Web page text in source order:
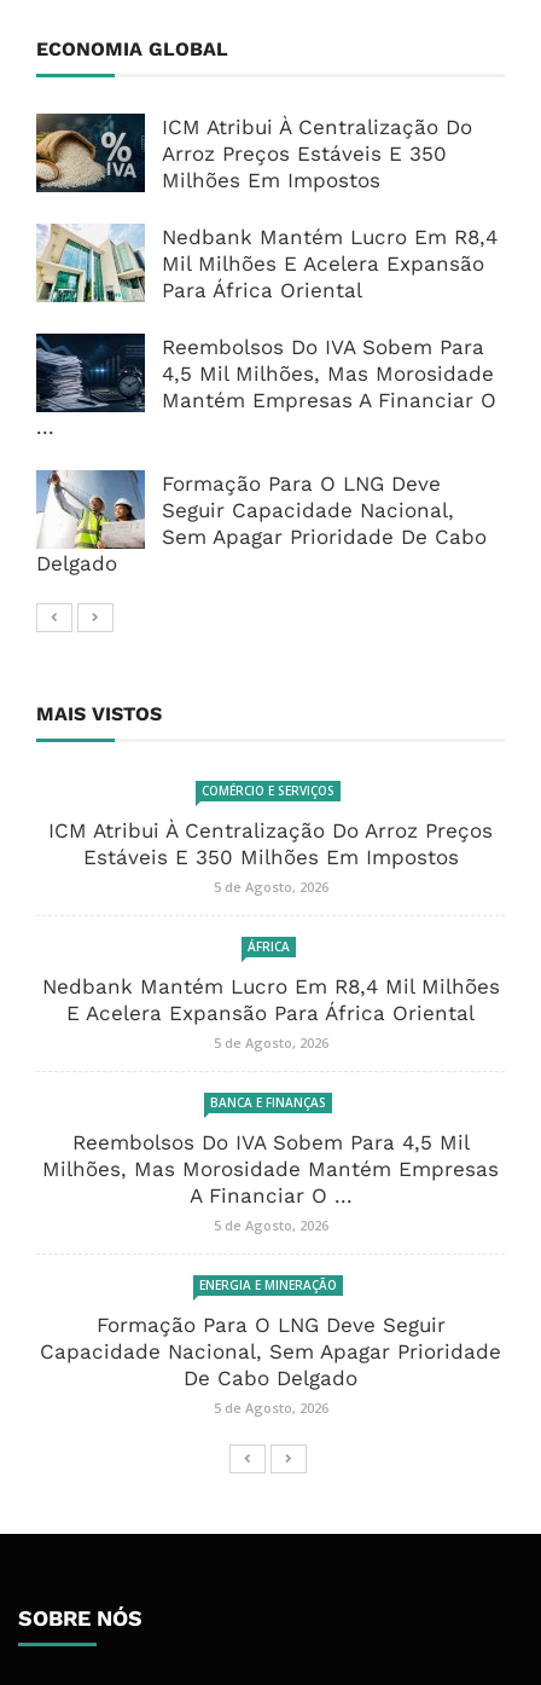
ECONOMIA GLOBAL
ICM Atribui À Centralização Do
Arroz Preços Estáveis E 350
Milhões Em Impostos
Nedbank Mantém Lucro Em R8,4
Mil Milhões E Acelera Expansão
Para África Oriental
Reembolsos Do IVA Sobem Para
4,5 Mil Milhões, Mas Morosidade
Mantém Empresas A Financiar O
...
Formação Para O LNG Deve
Seguir Capacidade Nacional,
Sem Apagar Prioridade De Cabo
Delgado
MAIS VISTOS
COMÉRCIO E SERVIÇOS
ICM Atribui À Centralização Do Arroz Preços
Estáveis E 350 Milhões Em Impostos
5 de Agosto, 2026
ÁFRICA
Nedbank Mantém Lucro Em R8,4 Mil Milhões
E Acelera Expansão Para África Oriental
5 de Agosto, 2026
BANCA E FINANÇAS
Reembolsos Do IVA Sobem Para 4,5 Mil
Milhões, Mas Morosidade Mantém Empresas
A Financiar O ...
5 de Agosto, 2026
ENERGIA E MINERAÇÃO
Formação Para O LNG Deve Seguir
Capacidade Nacional, Sem Apagar Prioridade
De Cabo Delgado
5 de Agosto, 2026
SOBRE NÓS